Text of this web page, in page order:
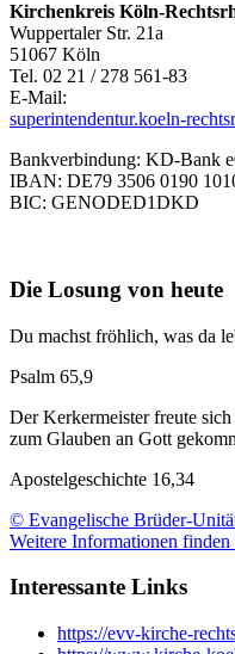
Kirchenkreis Köln-
Wuppertaler Str. 21a
51067 Köln
Tel. 02 21 / 278 561-83
E-Mail:
superintendentur.koeln-
Bankverbindung: KD-Bank
IBAN: DE79 3506 0190
BIC: GENODED1DKD
Die Losung von heute
Du machst fröhlich, was da
Psalm 65,9
Der Kerkermeister freute
zum Glauben an Gott
Apostelgeschichte 16,34
© Evangelische Brüder-
Weitere Informationen finden
Interessante Links
https://evv-kirche-